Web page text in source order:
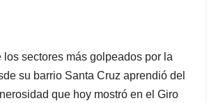
los sectores más golpeados por la
su barrio Santa Cruz aprendió del
que hoy mostró en el Giro